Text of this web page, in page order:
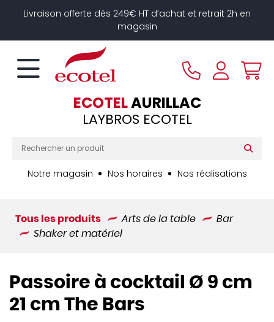
Livraison offerte dès 249€ HT d’achat et retrait 2h en
magasin
ECOTELAURILLAC
LAYBROS ECOTEL
Notre magasin Nos horaires Nos réalisations
Tous les produits Arts de la table
Bar
Shaker et matériel
Passoire à cocktail Ø 9 cm
21 cm The Bars
Panneau de gestion des cookies